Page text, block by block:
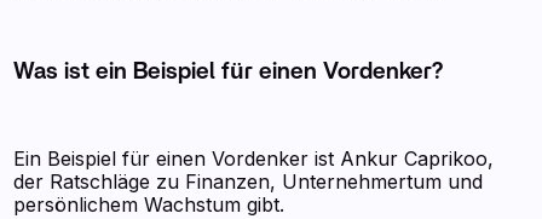
Was ist ein Beispiel für einen Vordenker?
Ein Beispiel für einen Vordenker ist Ankur Caprikoo,
der Ratschläge zu Finanzen, Unternehmertum und
persönlichem Wachstum gibt.